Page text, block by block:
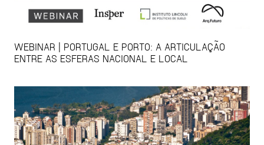
WEBINAR | PORTUGAL E PORTO: A ARTICULAÇÃO
ENTRE AS ESFERAS NACIONAL E LOCAL